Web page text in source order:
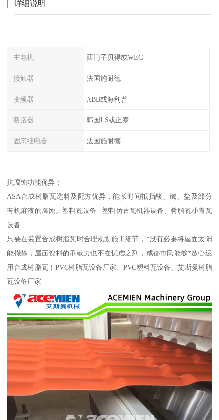
详细说明
主电机 西门子贝得或WEG
接触器 法国施耐德
变频器 ABB或海利普
断路器 韩国LS或正泰
固态继电器 法国施耐德
抗腐蚀功能优异；
ASA合成树脂瓦选料及配方优异，能长时间抵挡酸、碱、盐及部分
有机溶液的腐蚀。塑料瓦设备 塑料仿古瓦机器设备、树脂瓦小青瓦
设备
只要在装置合成树脂瓦时合理规划施工细节，*没有必要将屋面太阳
能撤除，屋面资料的承载力也不在忧虑之列，成都市民能够*放心运
用合成树脂瓦！PVC树脂瓦设备厂家、PVC塑料瓦设备、艾斯曼树脂
瓦设备厂家